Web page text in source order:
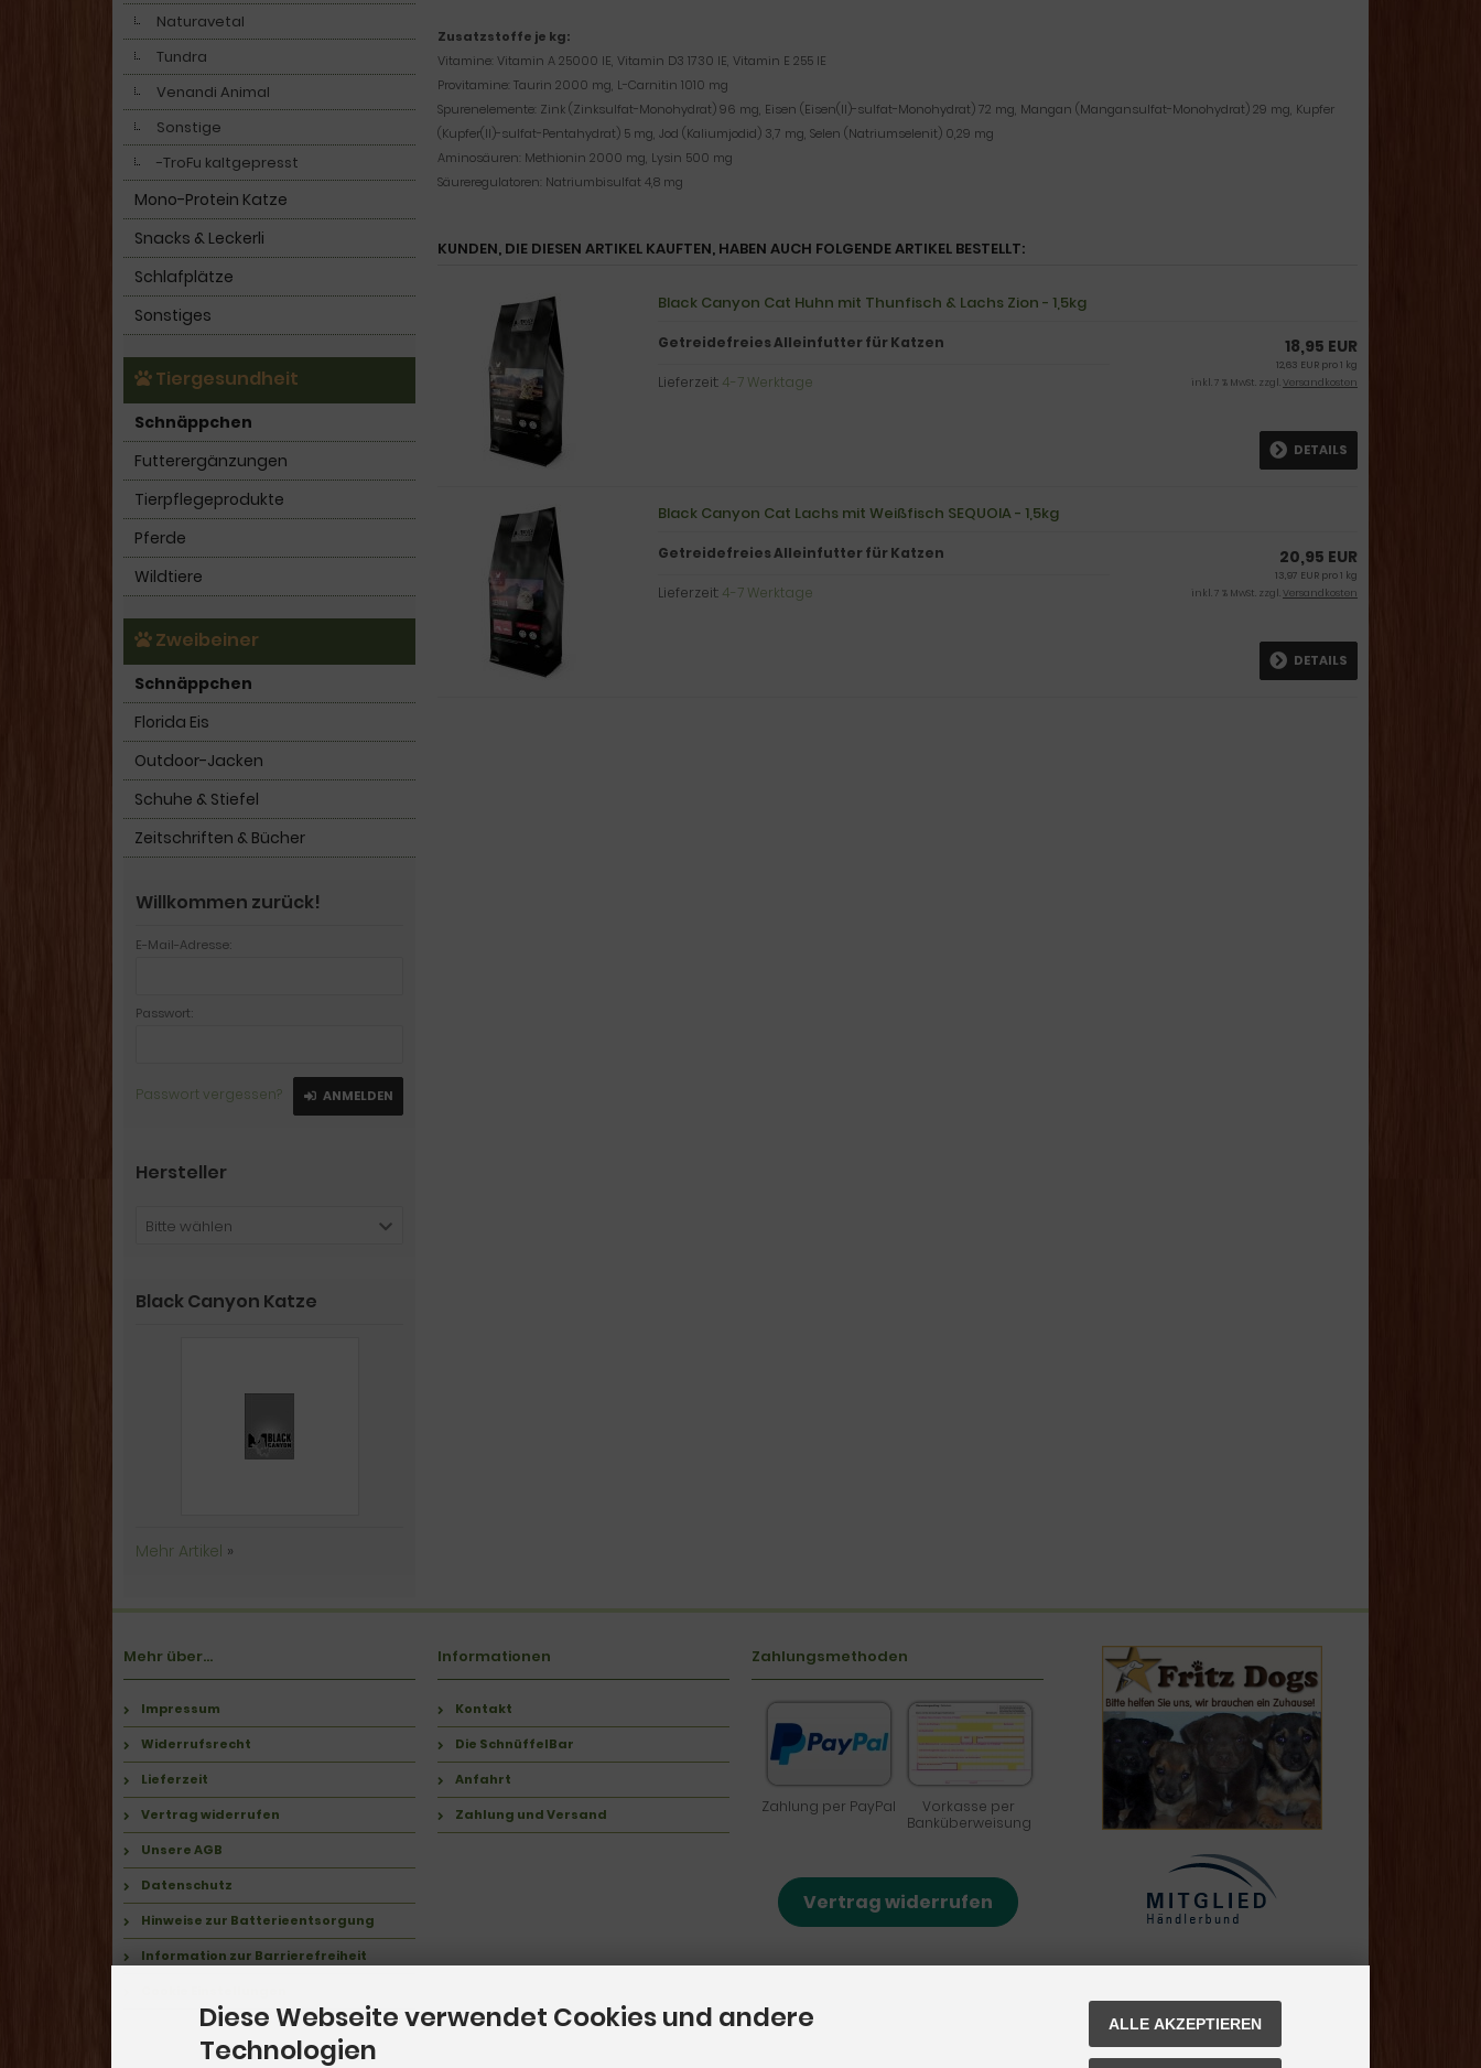
Zusatzstoffe je kg:
Vitamine: Vitamin A 25000 IE, Vitamin D3 1730 IE, Vitamin E 255 IE
Provitamine: Taurin 2000 mg, L-Carnitin 1010 mg
Spurenelemente: Zink (Zinksulfat-Monohydrat) 96 mg, Eisen (Eisen(II)-sulfat-Monohydrat) 72 mg, Mangan (Mangansulfat-Monohydrat) 29 mg, Kupfer
(Kupfer(II)-sulfat-Pentahydrat) 5 mg, Jod (Kaliumjodid) 3,7 mg, Selen (Natriumselenit) 0,29 mg
Aminosäuren: Methionin 2000 mg, Lysin 500 mg
Säureregulatoren: Natriumbisulfat 4,8 mg
KUNDEN, DIE DIESEN ARTIKEL KAUFTEN, HABEN AUCH FOLGENDE ARTIKEL BESTELLT:
Black Canyon Cat Huhn mit Thunfisch & Lachs Zion - 1,5kg
Getreidefreies Alleinfutter für Katzen
Lieferzeit: 4-7 Werktage
18,95 EUR
12,63 EUR pro 1 kg
inkl. 7 % MwSt. zzgl.Versandkosten
DETAILS
Black Canyon Cat Lachs mit Weißfisch SEQUOIA - 1,5kg
Getreidefreies Alleinfutter für Katzen
Lieferzeit: 4-7 Werktage
20,95 EUR
13,97 EUR pro 1 kg
inkl. 7 % MwSt. zzgl.Versandkosten
DETAILS
Naturavetal
Tundra
Venandi Animal
Sonstige
-TroFu kaltgepresst
Mono-Protein Katze
Snacks & Leckerli
Schlafplätze
Sonstiges
Tiergesundheit
Schnäppchen
Futterergänzungen
Tierpflegeprodukte
Pferde
Wildtiere
Zweibeiner
Schnäppchen
Florida Eis
Outdoor-Jacken
Schuhe & Stiefel
Zeitschriften & Bücher
Willkommen zurück!
E-Mail-Adresse:
Passwort:
Passwort vergessen? ANMELDEN
Hersteller
Bitte wählen
Black Canyon Katze
Mehr Artikel »
Mehr über...
Impressum
Widerrufsrecht
Lieferzeit
Vertrag widerrufen
Unsere AGB
Datenschutz
Hinweise zur Batterieentsorgung
Information zur Barrierefreiheit
Informationen
Kontakt
Die SchnüffelBar
Anfahrt
Zahlung und Versand
Zahlungsmethoden
Zahlung per PayPal
Vorkasse per
Banküberweisung
Vertrag widerrufen
Diese Webseite verwendet Cookies und andere
Technologien
ALLE AKZEPTIEREN